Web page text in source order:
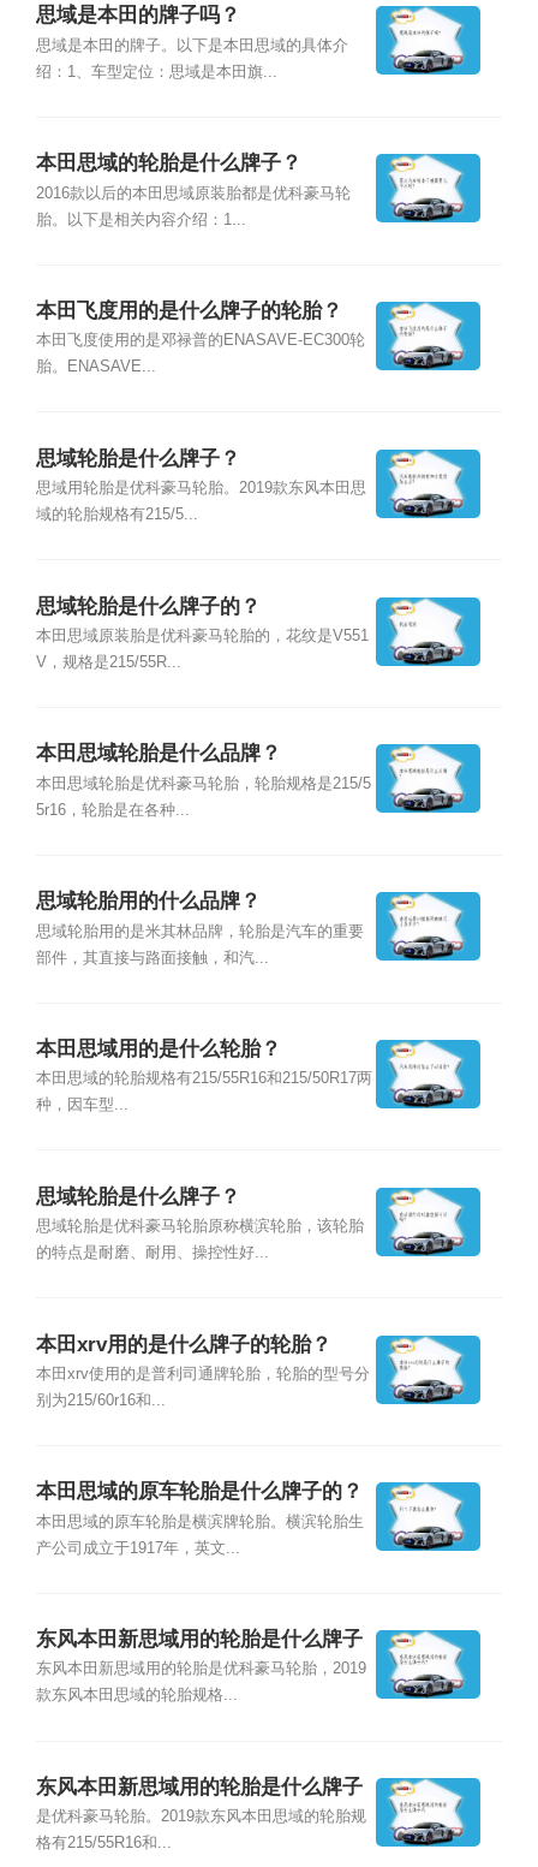
思域是本田的牌子吗？
思域是本田的牌子。以下是本田思域的具体介
绍：1、车型定位：思域是本田旗...
本田思域的轮胎是什么牌子？
2016款以后的本田思域原装胎都是优科豪马轮
胎。以下是相关内容介绍：1...
本田飞度用的是什么牌子的轮胎？
本田飞度使用的是邓禄普的ENASAVE-EC300轮
胎。ENASAVE...
思域轮胎是什么牌子？
思域用轮胎是优科豪马轮胎。2019款东风本田思
域的轮胎规格有215/5...
思域轮胎是什么牌子的？
本田思域原装胎是优科豪马轮胎的，花纹是V551
V，规格是215/55R...
本田思域轮胎是什么品牌？
本田思域轮胎是优科豪马轮胎，轮胎规格是215/5
5r16，轮胎是在各种...
思域轮胎用的什么品牌？
思域轮胎用的是米其林品牌，轮胎是汽车的重要
部件，其直接与路面接触，和汽...
本田思域用的是什么轮胎？
本田思域的轮胎规格有215/55R16和215/50R17两
种，因车型...
思域轮胎是什么牌子？
思域轮胎是优科豪马轮胎原称横滨轮胎，该轮胎
的特点是耐磨、耐用、操控性好...
本田xrv用的是什么牌子的轮胎？
本田xrv使用的是普利司通牌轮胎，轮胎的型号分
别为215/60r16和...
本田思域的原车轮胎是什么牌子的？
本田思域的原车轮胎是横滨牌轮胎。横滨轮胎生
产公司成立于1917年，英文...
东风本田新思域用的轮胎是什么牌子
的？
东风本田新思域用的轮胎是优科豪马轮胎，2019
款东风本田思域的轮胎规格...
东风本田新思域用的轮胎是什么牌子
的
是优科豪马轮胎。2019款东风本田思域的轮胎规
格有215/55R16和...